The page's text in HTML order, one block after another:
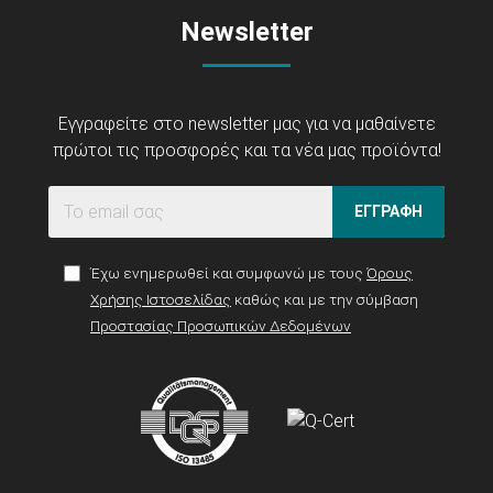
Newsletter
Εγγραφείτε στο newsletter μας για να μαθαίνετε
πρώτοι τις προσφορές και τα νέα μας προϊόντα!
ΕΓΓΡΑΦΗ
Έχω ενημερωθεί και συμφωνώ με τους Όρους
Χρήσης Ιστοσελίδας καθώς και με την σύμβαση
Προστασίας Προσωπικών Δεδομένων